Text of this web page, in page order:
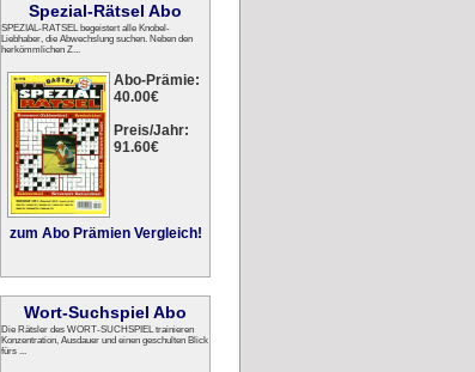
Spezial-Rätsel Abo
SPEZIAL-RÄTSEL begeistert alle Knobel-
Liebhaber, die Abwechslung suchen. Neben den
herkömmlichen Z...
Abo-Prämie:
40.00€
Preis/Jahr:
91.60€
zum Abo Prämien Vergleich!
Wort-Suchspiel Abo
Die Rätsler des WORT-SUCHSPIEL trainieren
Konzentration, Ausdauer und einen geschulten Blick
fürs ...